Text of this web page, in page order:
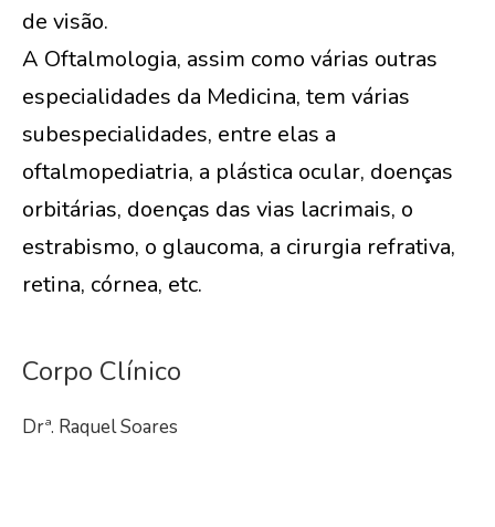
de visão.
A Oftalmologia, assim como várias outras
especialidades da Medicina, tem várias
subespecialidades, entre elas a
oftalmopediatria, a plástica ocular, doenças
orbitárias, doenças das vias lacrimais, o
estrabismo, o glaucoma, a cirurgia refrativa,
retina, córnea, etc.
Corpo Clínico
Drª. Raquel Soares